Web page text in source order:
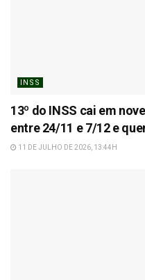
INSS
13º do INSS cai em
entre 24/11 e 7/12 e
11 DE JULHO DE 2026, 13:44H